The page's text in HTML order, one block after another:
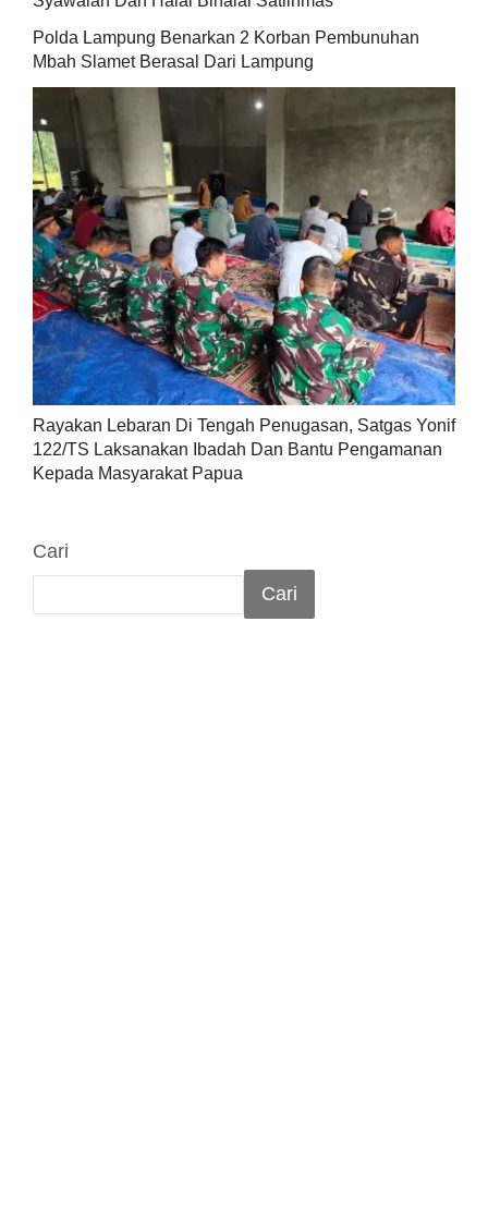
Polda Lampung Benarkan 2 Korban Pembunuhan
Mbah Slamet Berasal Dari Lampung
Rayakan Lebaran Di Tengah Penugasan, Satgas Yonif
122/TS Laksanakan Ibadah Dan Bantu Pengamanan
Kepada Masyarakat Papua
Cari
Cari